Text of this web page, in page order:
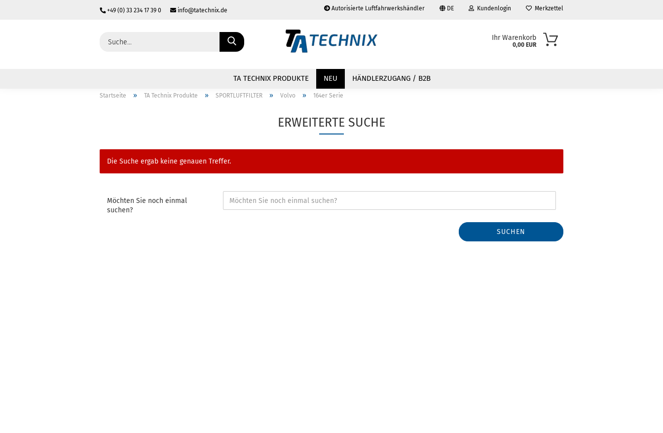
+49 (0) 33 234 17 39 0 info@tatechnix.de Autorisierte Luftfahrwerkshändler DE
Sprache auswählen
Kundenlogin
Konto erstellen
Merkzettel
Ihr Warenkorb
0,00 EUR
TA TECHNIX PRODUKTE NEU HÄNDLERZUGANG / B2B
Startseite » TA Technix Produkte » SPORTLUFTFILTER » Volvo » 164er Serie
ERWEITERTE SUCHE
Die Suche ergab keine genauen Treffer.
Möchten Sie noch einmal
suchen?
SUCHEN